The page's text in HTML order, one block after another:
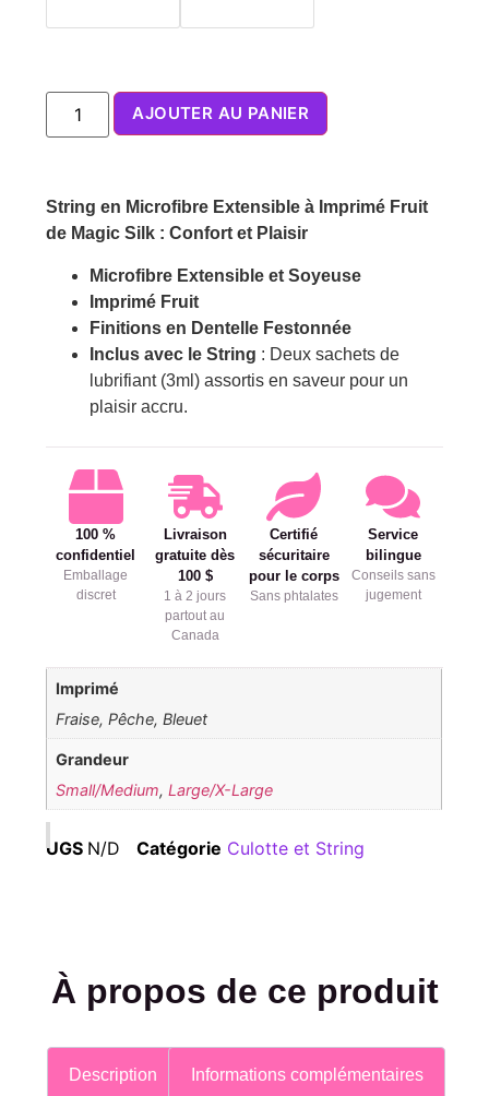
AJOUTER AU PANIER
String en Microfibre Extensible à Imprimé Fruit
de Magic Silk : Confort et Plaisir
Microfibre Extensible et Soyeuse
Imprimé Fruit
Finitions en Dentelle Festonnée
Inclus avec le String : Deux sachets de
lubrifiant (3ml) assortis en saveur pour un
plaisir accru.
100 %
confidentiel
Emballage
discret
Livraison
gratuite dès
100 $
1 à 2 jours
partout au
Canada
Certifié
sécuritaire
pour le corps
Sans phtalates
Service
bilingue
Conseils sans
jugement
Imprimé
Fraise, Pêche, Bleuet
Grandeur
Small/Medium, Large/X-Large
UGS N/D Catégorie Culotte et String
À propos de ce produit
Description Informations complémentaires